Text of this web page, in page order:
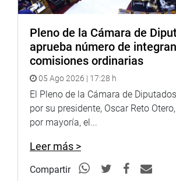
“Hoy acudimos a COFOPRI para
proceso de saneamiento físico-legal y
vecinos y articulando con las
hasta lograr que este proyecto avance
Pleno de la Cámara de
aprueba número de
comisiones ordinarias
05 Ago 2026 | 17:28 h
El Pleno de la Cámara de
por su presidente, Oscar Reto
por mayoría, el...
Leer más >
Compartir